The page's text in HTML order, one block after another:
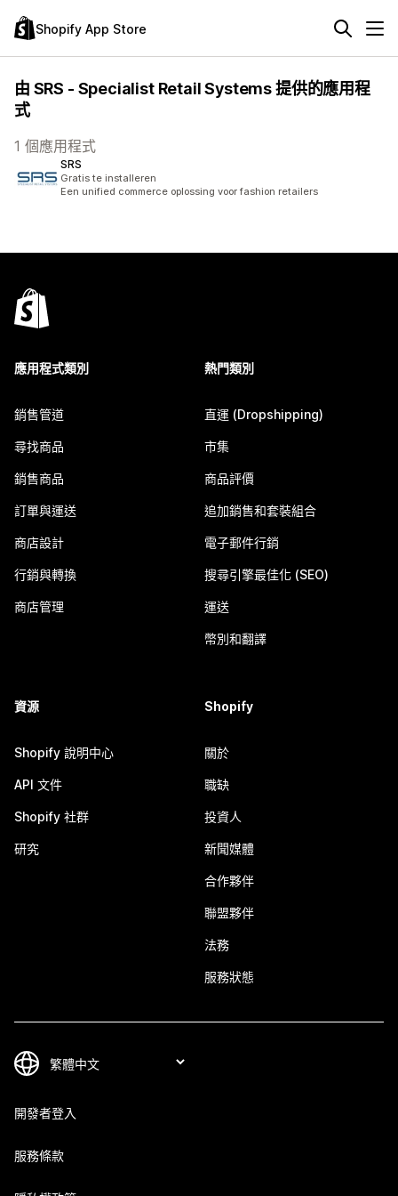
Shopify App Store
由 SRS - Specialist Retail Systems 提供的應用程
式
1 個應用程式
SRS
Gratis te installeren
Een unified commerce oplossing voor fashion retailers
應用程式類別
銷售管道
尋找商品
銷售商品
訂單與運送
商店設計
行銷與轉換
商店管理
熱門類別
直運 (Dropshipping)
市集
商品評價
追加銷售和套裝組合
電子郵件行銷
搜尋引擎最佳化 (SEO)
運送
幣別和翻譯
資源
Shopify 說明中心
API 文件
Shopify 社群
研究
Shopify
關於
職缺
投資人
新聞媒體
合作夥伴
聯盟夥伴
法務
服務狀態
開發者登入
服務條款